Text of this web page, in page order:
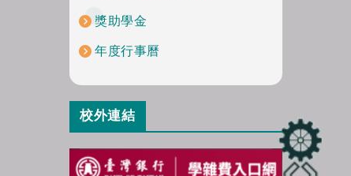
獎助學金
年度行事曆
校外連結